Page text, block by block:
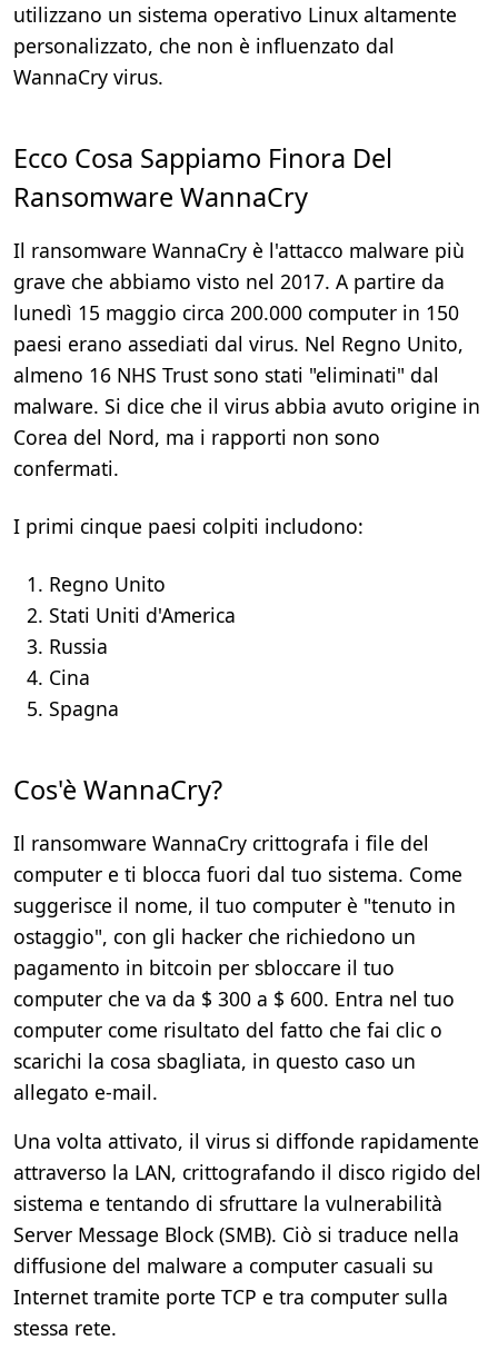
utilizzano un sistema operativo Linux altamente
personalizzato, che non è influenzato dal
WannaCry virus.
Ecco Cosa Sappiamo Finora Del
Ransomware WannaCry
Il ransomware WannaCry è l'attacco malware più
grave che abbiamo visto nel 2017. A partire da
lunedì 15 maggio circa 200.000 computer in 150
paesi erano assediati dal virus. Nel Regno Unito,
almeno 16 NHS Trust sono stati "eliminati" dal
malware. Si dice che il virus abbia avuto origine in
Corea del Nord, ma i rapporti non sono
confermati.
I primi cinque paesi colpiti includono:
Regno Unito
Stati Uniti d'America
Russia
Cina
Spagna
Cos'è WannaCry?
Il ransomware WannaCry crittografa i file del
computer e ti blocca fuori dal tuo sistema. Come
suggerisce il nome, il tuo computer è "tenuto in
ostaggio", con gli hacker che richiedono un
pagamento in bitcoin per sbloccare il tuo
computer che va da $ 300 a $ 600. Entra nel tuo
computer come risultato del fatto che fai clic o
scarichi la cosa sbagliata, in questo caso un
allegato e-mail.
Una volta attivato, il virus si diffonde rapidamente
attraverso la LAN, crittografando il disco rigido del
sistema e tentando di sfruttare la vulnerabilità
Server Message Block (SMB). Ciò si traduce nella
diffusione del malware a computer casuali su
Internet tramite porte TCP e tra computer sulla
stessa rete.